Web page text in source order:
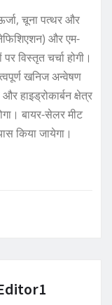
चूना पत्थर और
और एम-
विस्तृत चर्चा होगी।
खनिज अन्वेषण
हाइड्रोकार्बन क्षेत्र
बायर-सेलर मीट
किया जायेगा।